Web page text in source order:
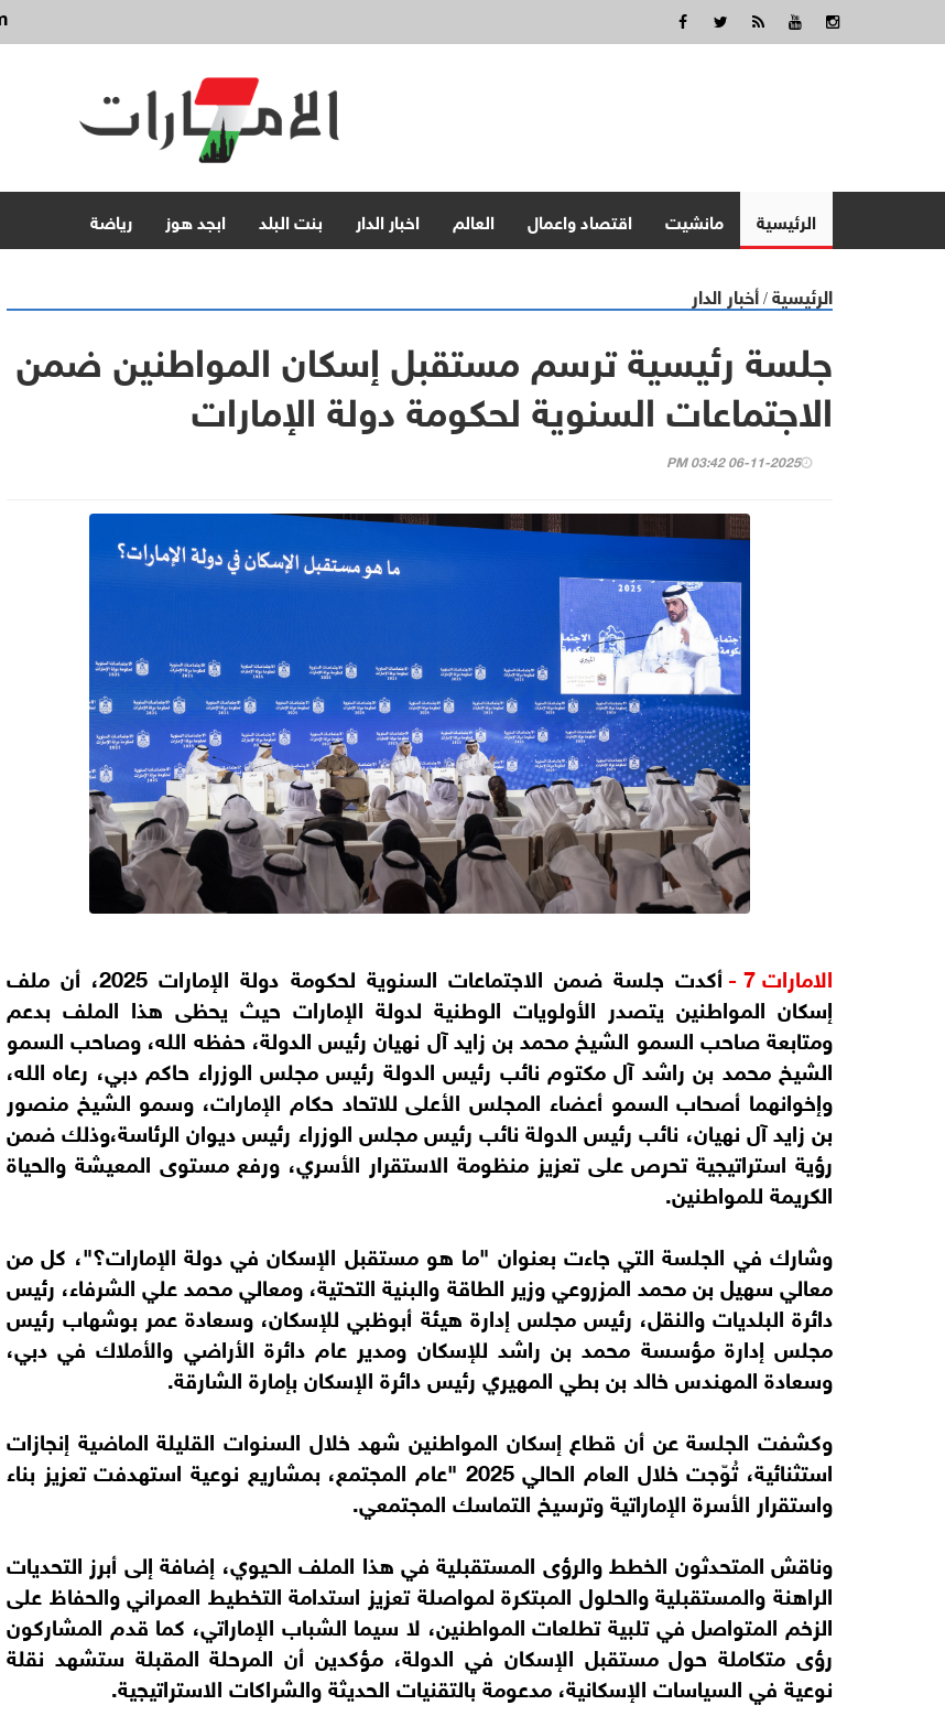
الرئيسية مانشيت اقتصاد واعمال العالم اخبار الدار بنت البلد ابجد هوز رياضة
الرئيسية / أخبار الدار
جلسة رئيسية ترسم مستقبل إسكان المواطنين ضمن
الاجتماعات السنوية لحكومة دولة الإمارات
06-11-2025 03:42 PM
الامارات 7 -
أكدت جلسة ضمن الاجتماعات السنوية لحكومة دولة الإمارات 2025، أن ملف
إسكان المواطنين يتصدر الأولويات الوطنية لدولة الإمارات حيث يحظى هذا الملف بدعم
ومتابعة صاحب السمو الشيخ محمد بن زايد آل نهيان رئيس الدولة، حفظه الله، وصاحب السمو
الشيخ محمد بن راشد آل مكتوم نائب رئيس الدولة رئيس مجلس الوزراء حاكم دبي، رعاه الله،
وإخوانهما أصحاب السمو أعضاء المجلس الأعلى للاتحاد حكام الإمارات، وسمو الشيخ منصور
بن زايد آل نهيان، نائب رئيس الدولة نائب رئيس مجلس الوزراء رئيس ديوان الرئاسة،وذلك ضمن
رؤية استراتيجية تحرص على تعزيز منظومة الاستقرار الأسري، ورفع مستوى المعيشة والحياة
الكريمة للمواطنين.
وشارك في الجلسة التي جاءت بعنوان "ما هو مستقبل الإسكان في دولة الإمارات؟"، كل من
معالي سهيل بن محمد المزروعي وزير الطاقة والبنية التحتية، ومعالي محمد علي الشرفاء، رئيس
دائرة البلديات والنقل، رئيس مجلس إدارة هيئة أبوظبي للإسكان، وسعادة عمر بوشهاب رئيس
مجلس إدارة مؤسسة محمد بن راشد للإسكان ومدير عام دائرة الأراضي والأملاك في دبي،
وسعادة المهندس خالد بن بطي المهيري رئيس دائرة الإسكان بإمارة الشارقة.
وكشفت الجلسة عن أن قطاع إسكان المواطنين شهد خلال السنوات القليلة الماضية إنجازات
استثنائية، تُوّجت خلال العام الحالي 2025 "عام المجتمع، بمشاريع نوعية استهدفت تعزيز بناء
واستقرار الأسرة الإماراتية وترسيخ التماسك المجتمعي.
وناقش المتحدثون الخطط والرؤى المستقبلية في هذا الملف الحيوي، إضافة إلى أبرز التحديات
الراهنة والمستقبلية والحلول المبتكرة لمواصلة تعزيز استدامة التخطيط العمراني والحفاظ على
الزخم المتواصل في تلبية تطلعات المواطنين، لا سيما الشباب الإماراتي، كما قدم المشاركون
رؤى متكاملة حول مستقبل الإسكان في الدولة، مؤكدين أن المرحلة المقبلة ستشهد نقلة
نوعية في السياسات الإسكانية، مدعومة بالتقنيات الحديثة والشراكات الاستراتيجية.